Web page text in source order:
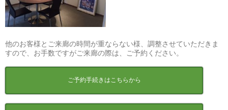
他のお客様とご来廊の時間が重ならない様、調整させていただきま
すので、お手数ですがご来廊の際は、ご予約ください。
ご予約手続きはこちらから